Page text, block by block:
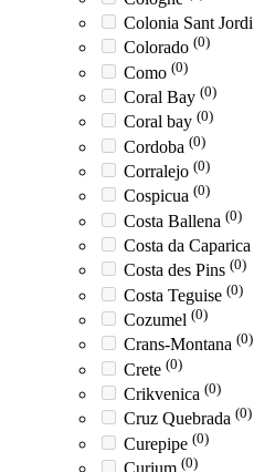
Colonia Sant Jordi
Colorado (0)
Como (0)
Coral Bay (0)
Coral bay (0)
Cordoba (0)
Corralejo (0)
Cospicua (0)
Costa Ballena (0)
Costa da Caparica
Costa des Pins (0)
Costa Teguise (0)
Cozumel (0)
Crans-Montana (0)
Crete (0)
Crikvenica (0)
Cruz Quebrada (0)
Curepipe (0)
Curium (0)